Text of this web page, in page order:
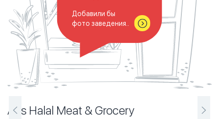
Добавили бы
фото заведения..
Ali's Halal Meat & Grocery